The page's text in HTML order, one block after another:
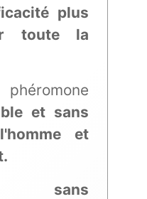
plus
toute la
et sans
et
sans